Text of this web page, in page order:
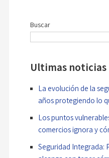
entradas
Buscar
Ultimas noticias
La evolución de la
años protegiendo lo
Los puntos
comercios ignora y
Seguridad Integrada: